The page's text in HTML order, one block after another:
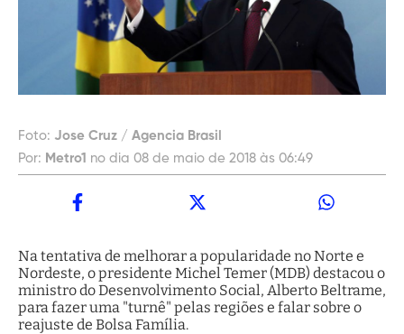
Foto: Jose Cruz / Agencia Brasil
Por: Metro1 no dia 08 de maio de 2018 às 06:49
Na tentativa de melhorar a popularidade no Norte e
Nordeste, o presidente Michel Temer (MDB) destacou o
ministro do Desenvolvimento Social, Alberto Beltrame,
para fazer uma "turnê" pelas regiões e falar sobre o
reajuste de Bolsa Família.